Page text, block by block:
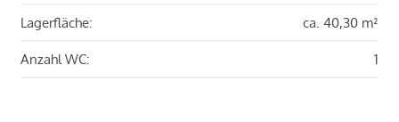
Lagerfläche: ca. 40,30 m²
Anzahl WC: 1